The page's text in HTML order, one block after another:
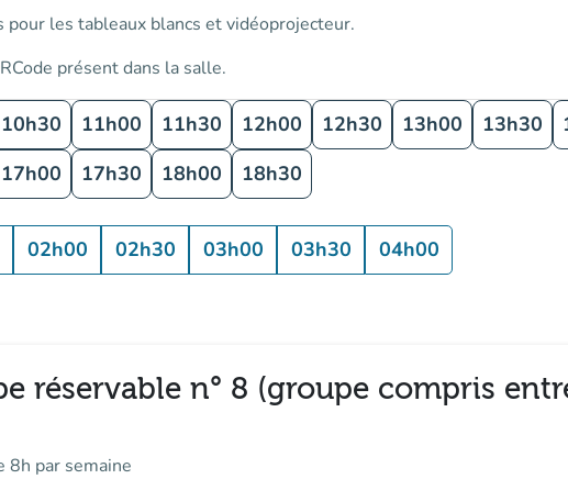
les tableaux blancs et vidéoprojecteur.
présent dans la salle.
10h30 11h00 11h30 12h00 12h30 13h00 13h30
17h00 17h30 18h00 18h30
02h00 02h30 03h00 03h30 04h00
réservable n° 8 (groupe compris
8h par semaine